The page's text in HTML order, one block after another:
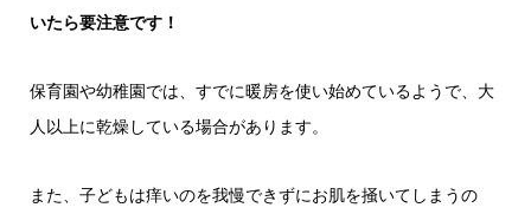
いたら要注意です！
保育園や幼稚園では、すでに暖房を使い始めているようで、大
人以上に乾燥している場合があります。
また、子どもは痒いのを我慢できずにお肌を掻いてしまうの